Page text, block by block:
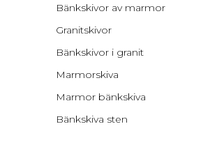
Bänkskivor av marmor
Granitskivor
Bänkskivor i granit
Marmorskiva
Marmor bänkskiva
Bänkskiva sten